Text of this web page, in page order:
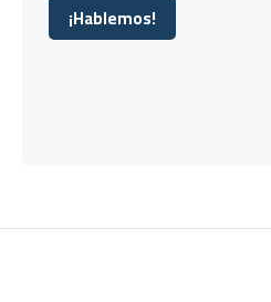
¡Hablemos!
¡Hablemos!